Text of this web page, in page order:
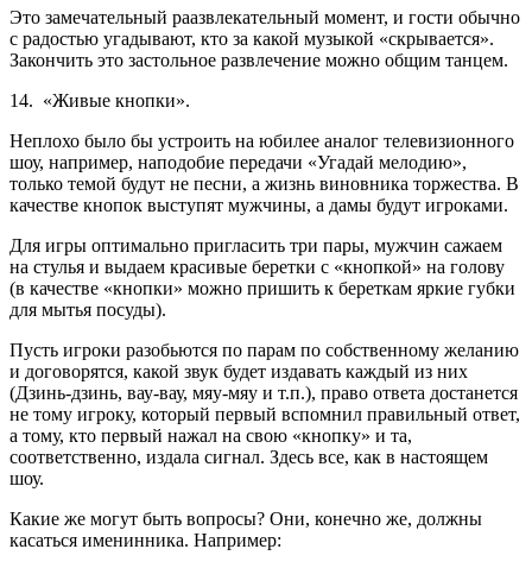
Это замечательный раазвлекательный момент, и гости обычно
с радостью угадывают, кто за какой музыкой «скрывается».
Закончить это застольное развлечение можно общим танцем.
14. «Живые кнопки».
Неплохо было бы устроить на юбилее аналог телевизионного
шоу, например, наподобие передачи «Угадай мелодию»,
только темой будут не песни, а жизнь виновника торжества. В
качестве кнопок выступят мужчины, а дамы будут игроками.
Для игры оптимально пригласить три пары, мужчин сажаем
на стулья и выдаем красивые беретки с «кнопкой» на голову
(в качестве «кнопки» можно пришить к береткам яркие губки
для мытья посуды).
Пусть игроки разобьются по парам по собственному желанию
и договорятся, какой звук будет издавать каждый из них
(Дзинь-дзинь, вау-вау, мяу-мяу и т.п.), право ответа достанется
не тому игроку, который первый вспомнил правильный ответ,
а тому, кто первый нажал на свою «кнопку» и та,
соответственно, издала сигнал. Здесь все, как в настоящем
шоу.
Какие же могут быть вопросы? Они, конечно же, должны
касаться именинника. Например: